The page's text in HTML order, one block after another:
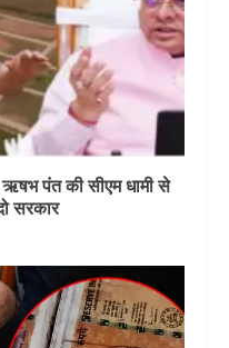
पंत की सीएम धामी से
सरकार